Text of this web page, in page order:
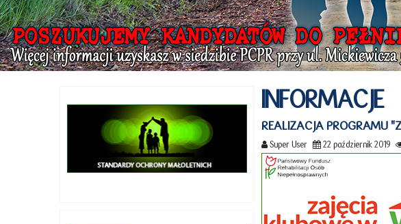
INFORMACJE
REALIZACJA PROGRAMU
Super User 22 październik 2019